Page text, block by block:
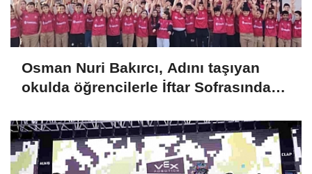
Osman Nuri Bakırcı, Adını taşıyan
okulda öğrencilerle İftar Sofrasında